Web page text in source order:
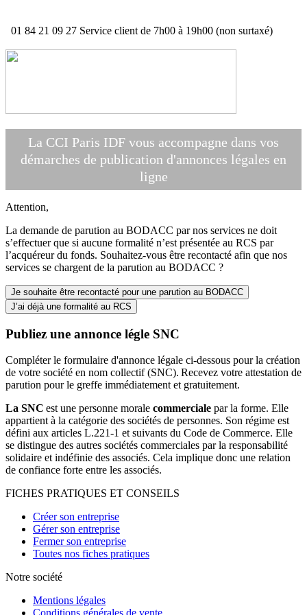
01 84 21 09 27 Service client de 7h00 à 19h00 (non surtaxé)
La CCI Paris IDF vous accompagne dans vos
démarches de publication d'annonces légales en
ligne
Attention,
La demande de parution au BODACC par nos services ne doit
s’effectuer que si aucune formalité n’est présentée au RCS par
l’acquéreur du fonds. Souhaitez-vous être recontacté afin que nos
services se chargent de la parution au BODACC ?
Je souhaite être recontacté pour une parution au BODACC
J’ai déjà une formalité au RCS
Publiez une annonce légle SNC
Compléter le formulaire d'annonce légale ci-dessous pour la création
de votre société en nom collectif (SNC). Recevez votre attestation de
parution pour le greffe immédiatement et gratuitement.
La SNC est une personne morale commerciale par la forme. Elle
appartient à la catégorie des sociétés de personnes. Son régime est
défini aux articles L.221-1 et suivants du Code de Commerce. Elle
se distingue des autres sociétés commerciales par la responsabilité
solidaire et indéfinie des associés. Cela implique donc une relation
de confiance forte entre les associés.
FICHES PRATIQUES ET CONSEILS
Créer son entreprise
Gérer son entreprise
Fermer son entreprise
Toutes nos fiches pratiques
Notre société
Mentions légales